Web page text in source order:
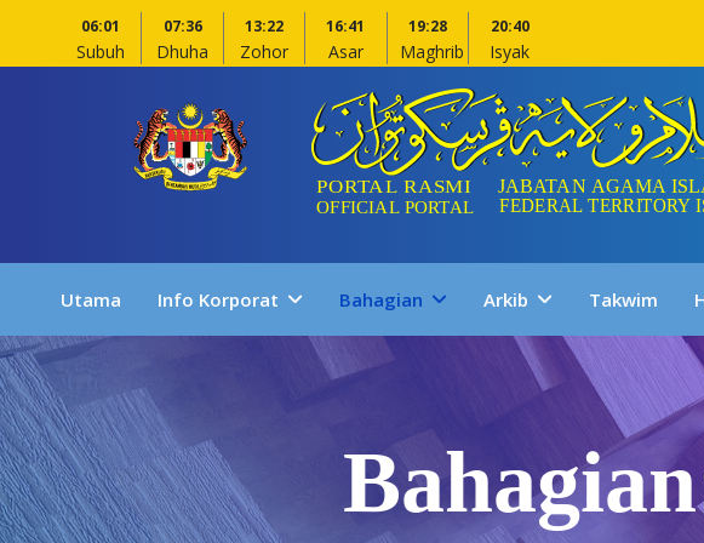
06:01
Subuh
07:36
Dhuha
13:22
Zohor
16:41
Asar
19:28
Maghrib
20:40
Isyak
Utama Info Korporat Bahagian Arkib Takwim